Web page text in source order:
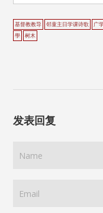
基督教教导 邻童主日学课诗歌 广
學
树木
发表回复